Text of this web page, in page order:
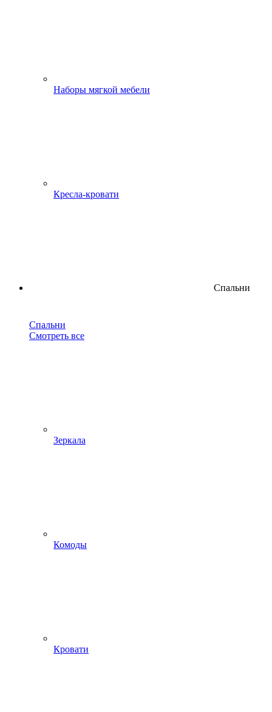
Наборы мягкой мебели
Кресла-кровати
Спальни
Спальни
Смотреть все
Зеркала
Комоды
Кровати